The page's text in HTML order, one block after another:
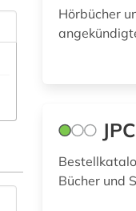
Hörbücher
JPC
Bücher und